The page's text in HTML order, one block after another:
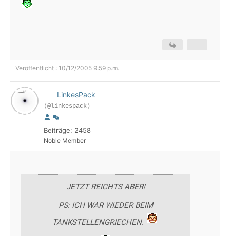
Veröffentlicht : 10/12/2005 9:59 p.m.
LinkesPack
(@linkespack)
Beiträge: 2458
Noble Member
JETZT REICHTS ABER!
PS: ICH WAR WIEDER BEIM
TANKSTELLENGRIECHEN.